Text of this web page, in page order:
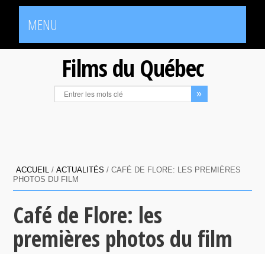
MENU
Films du Québec
ACCUEIL /ACTUALITÉS /CAFÉ DE FLORE: LES PREMIÈRES
PHOTOS DU FILM
Café de Flore: les
premières photos du film